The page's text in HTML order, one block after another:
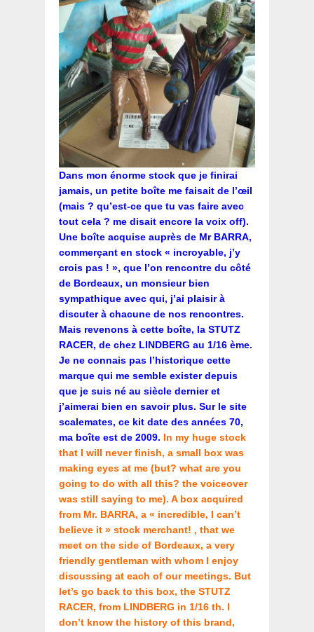
Dans mon énorme stock que je finirai
jamais, un petite boîte me faisait de l’œil
(mais ? qu’est-ce que tu vas faire avec
tout cela ? me disait encore la voix off).
Une boîte acquise auprès de Mr BARRA,
commerçant en stock « incroyable, j’y
crois pas ! », que l’on rencontre du côté
de Bordeaux, un monsieur bien
sympathique avec qui, j’ai plaisir à
discuter à chacune de nos rencontres.
Mais revenons à cette boîte, la STUTZ
RACER, de chez LINDBERG au 1/16 ème.
Je ne connais pas l’historique cette
marque qui me semble exister depuis
que je suis né au siècle dernier et
j’aimerai bien en savoir plus. Sur le site
scalemates, ce kit date des années 70,
ma boîte est de 2009. In my huge stock
that I will never finish, a small box was
making eyes at me (but? what are you
going to do with all this? the voiceover
was still saying to me). A box acquired
from Mr. BARRA, a « incredible, I can’t
believe it » stock merchant! , that we
meet on the side of Bordeaux, a very
friendly gentleman with whom I enjoy
discussing at each of our meetings. But
let’s go back to this box, the STUTZ
RACER, from LINDBERG in 1/16 th. I
don’t know the history of this brand,